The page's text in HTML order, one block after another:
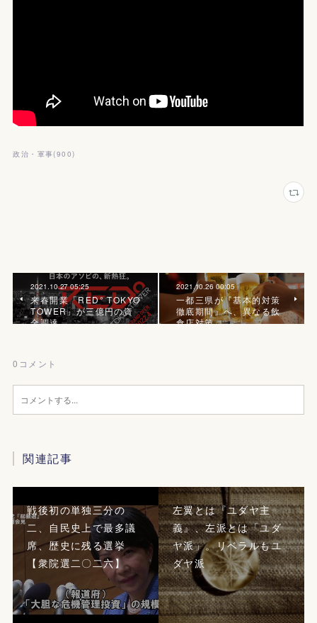
政治・軍事(900)
2021.10.27 05:25
来春開業「RED° TOKYO
TOWER」が三億円の資
金調達
2021.10.26 00:05
一都三県が『基本的対策
徹底期間』へ、異なる飲
食店対策
0 コメント
関連記事
戦後初の単独三分の
二、自民史上で最多議
席、歴史に残る選挙
【衆院選二〇二六】
左翼とは『ユダヤ主
義』、左派とは「ユダ
ヤ派」。リベラルもユ
ダヤ派